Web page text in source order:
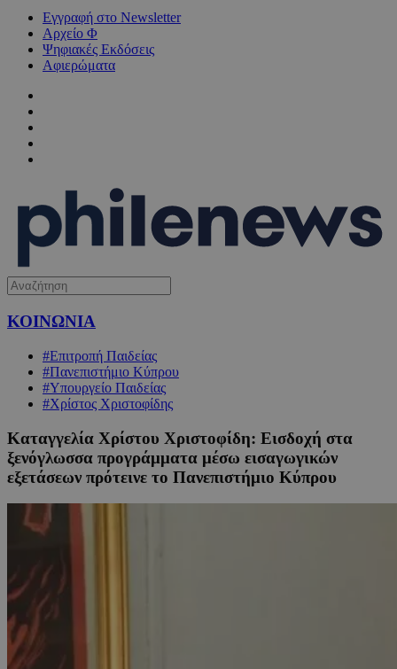
Εγγραφή στο Newsletter
Αρχείο Φ
Ψηφιακές Εκδόσεις
Αφιερώματα
ΚΟΙΝΩΝΙΑ
#Επιτροπή Παιδείας
#Πανεπιστήμιο Κύπρου
#Υπουργείο Παιδείας
#Χρίστος Χριστοφίδης
Καταγγελία Χρίστου Χριστοφίδη: Εισδοχή στα
ξενόγλωσσα προγράμματα μέσω εισαγωγικών
εξετάσεων πρότεινε το Πανεπιστήμιο Κύπρου